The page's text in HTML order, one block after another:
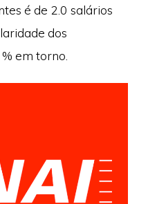
é de 2.0 salários
dos
em torno.